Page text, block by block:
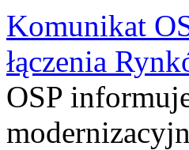
Komunikat
łączenia
OSP